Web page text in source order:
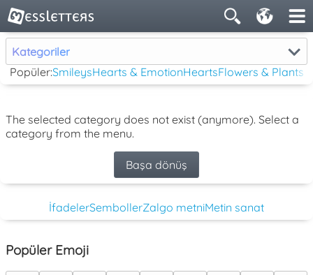
Kategoriler
Popüler:SmileysHearts & EmotionHeartsFlowers & Plants
The selected category does not exist (anymore). Select a
category from the menu.
Başa dönüş
İfadelerSembollerZalgo metniMetin sanat
Popüler Emoji